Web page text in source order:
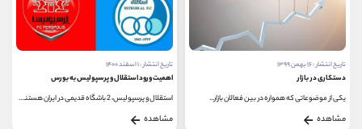
تاریخ انتشار : ۱ اسفند ۱۴۰۰
اهمیت ورود استقلال و پرسپولیس به بورس
استقلال و پرسپولیس، 2 باشگاه قدیمی در ایران هستند...
مشاهده
تاریخ انتشار : ۱۶ بهمن ۱۳۹۹
صف خرید و صف فروش
یکی از ویژگی های منحصر به فرد بورس ایران،
مشاهده